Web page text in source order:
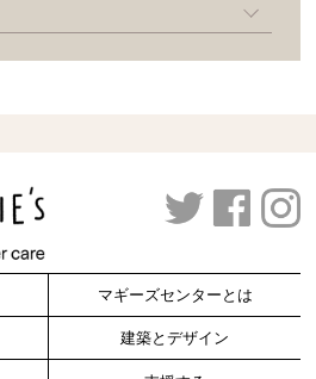
マギーズセンターとは
建築とデザイン